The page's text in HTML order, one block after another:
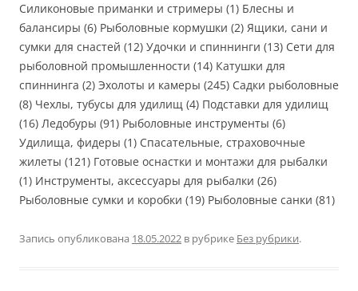
Силиконовые приманки и стримеры (1) Блесны и
балансиры (6) Рыболовные кормушки (2) Ящики, сани и
сумки для снастей (12) Удочки и спиннинги (13) Сети для
рыболовной промышленности (14) Катушки для
спиннинга (2) Эхолоты и камеры (245) Садки рыболовные
(8) Чехлы, тубусы для удилищ (4) Подставки для удилищ
(16) Ледобуры (91) Рыболовные инструменты (6)
Удилища, фидеры (1) Спасательные, страховочные
жилеты (121) Готовые оснастки и монтажи для рыбалки
(1) Инструменты, аксессуары для рыбалки (26)
Рыболовные сумки и коробки (19) Рыболовные санки (81)
Запись опубликована 18.05.2022 в рубрике Без рубрики.